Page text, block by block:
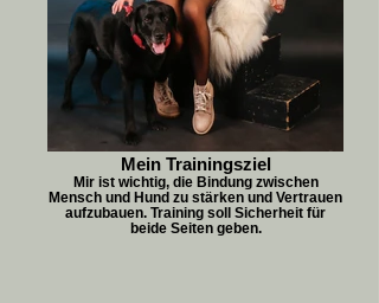
Mein Trainingsziel
Mir ist wichtig, die Bindung zwischen
Mensch und Hund zu stärken und Vertrauen
aufzubauen. Training soll Sicherheit für
beide Seiten geben.